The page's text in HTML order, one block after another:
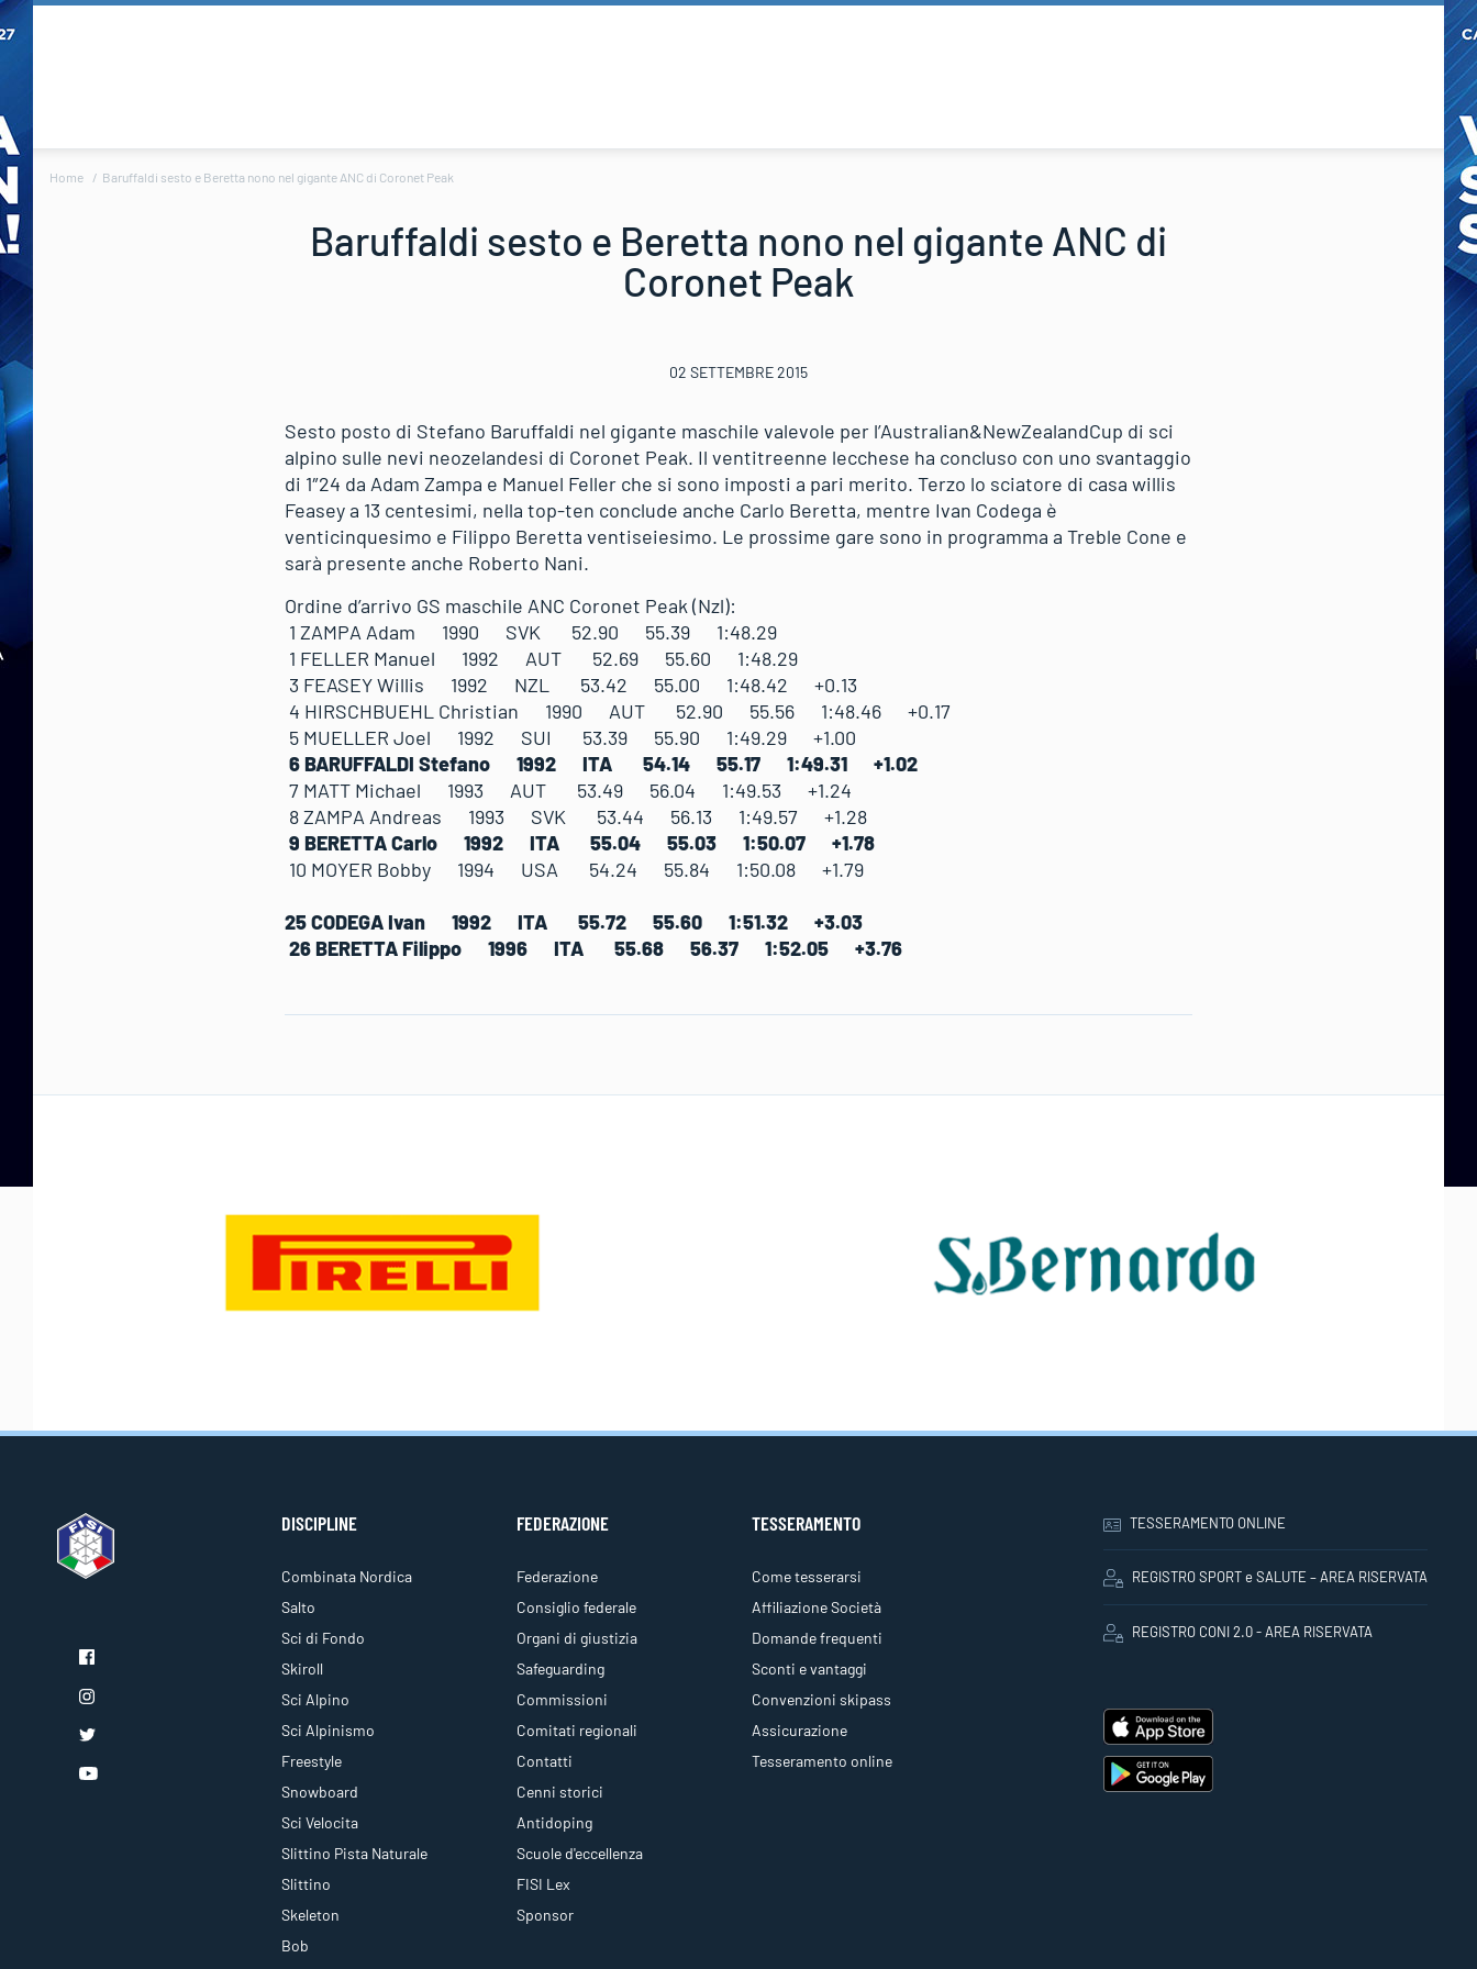
Home Baruffaldi sesto e Beretta nono nel gigante ANC di Coronet Peak
Baruffaldi sesto e Beretta nono nel gigante ANC di
Coronet Peak
02 SETTEMBRE 2015
Sesto posto di Stefano Baruffaldi nel gigante maschile valevole per l’Australian&NewZealandCup di sci
alpino sulle nevi neozelandesi di Coronet Peak. Il ventitreenne lecchese ha concluso con uno svantaggio
di 1″24 da Adam Zampa e Manuel Feller che si sono imposti a pari merito. Terzo lo sciatore di casa willis
Feasey a 13 centesimi, nella top-ten conclude anche Carlo Beretta, mentre Ivan Codega è
venticinquesimo e Filippo Beretta ventiseiesimo. Le prossime gare sono in programma a Treble Cone e
sarà presente anche Roberto Nani.
Ordine d’arrivo GS maschile ANC Coronet Peak (Nzl):
1 ZAMPA Adam 1990 SVK 52.90 55.39 1:48.29
1 FELLER Manuel 1992 AUT 52.69 55.60 1:48.29
3 FEASEY Willis 1992 NZL 53.42 55.00 1:48.42 +0.13
4 HIRSCHBUEHL Christian 1990 AUT 52.90 55.56 1:48.46 +0.17
5 MUELLER Joel 1992 SUI 53.39 55.90 1:49.29 +1.00
6 BARUFFALDI Stefano 1992 ITA 54.14 55.17 1:49.31 +1.02
7 MATT Michael 1993 AUT 53.49 56.04 1:49.53 +1.24
8 ZAMPA Andreas 1993 SVK 53.44 56.13 1:49.57 +1.28
9 BERETTA Carlo 1992 ITA 55.04 55.03 1:50.07 +1.78
10 MOYER Bobby 1994 USA 54.24 55.84 1:50.08 +1.79
25 CODEGA Ivan 1992 ITA 55.72 55.60 1:51.32 +3.03
26 BERETTA Filippo 1996 ITA 55.68 56.37 1:52.05 +3.76
DISCIPLINE
Combinata Nordica
Salto
Sci di Fondo
Skiroll
Sci Alpino
Sci Alpinismo
Freestyle
Snowboard
Sci Velocita
Slittino Pista Naturale
Slittino
Skeleton
Bob
FEDERAZIONE
Federazione
Consiglio federale
Organi di giustizia
Safeguarding
Commissioni
Comitati regionali
Contatti
Cenni storici
Antidoping
Scuole d'eccellenza
FISI Lex
Sponsor
TESSERAMENTO
Come tesserarsi
Affiliazione Società
Domande frequenti
Sconti e vantaggi
Convenzioni skipass
Assicurazione
Tesseramento online
TESSERAMENTO ONLINE
REGISTRO SPORT e SALUTE – AREA RISERVATA
REGISTRO CONI 2.0 - AREA RISERVATA